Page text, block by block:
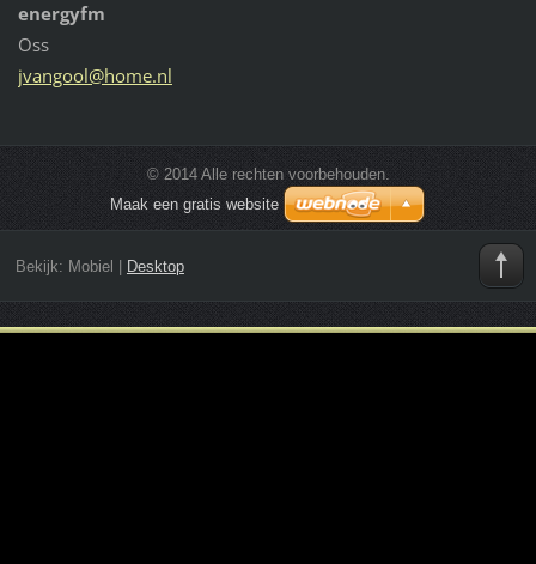
energyfm
Oss
jvangool@home.nl
© 2014 Alle rechten voorbehouden.
Maak een gratis website
Bekijk: Mobiel Desktop